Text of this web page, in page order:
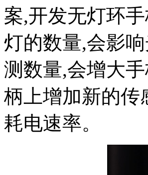
案,开发无灯环
灯的数量,会影
测数量,会增大
柄上增加新的传
耗电速率。